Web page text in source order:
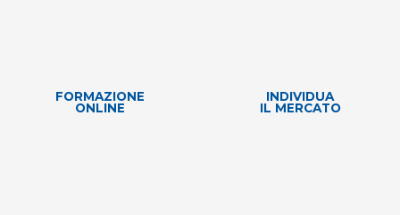
FORMAZIONE
ONLINE
INDIVIDUA
IL MERCATO